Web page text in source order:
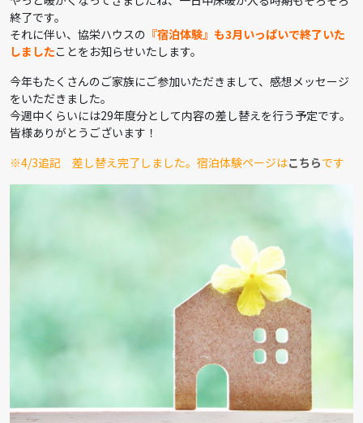
終了です。
それに伴い、協栄ハウスの 『宿泊体験』も3月いっぱいで終了いた
しましたことをお知らせいたします。
今年もたくさんのご家族にご参加いただきまして、感想メッセージ
をいただきました。
今週中くらいには29年度分として内容の差し替えを行う予定です。
皆様ありがとうございます！
※4/3追記 差し替え完了しました。宿泊体験ページはこちらです